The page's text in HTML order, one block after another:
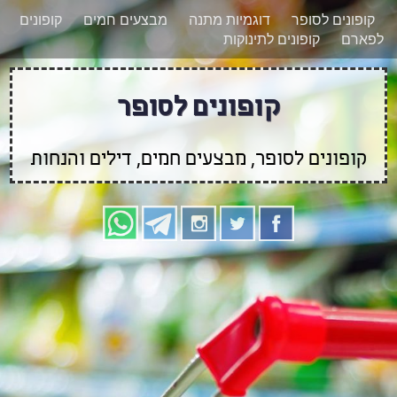
רוצים להישאר מעודכנים לגבי קופונים חדשים?
הצטרפו אלינו גם
בוואטסאפ
קופונים לסופר דוגמיות מתנה מבצעים חמים
קופונים
לפארם
קופונים לתינוקות
קופונים לסופר
קופונים לסופר, מבצעים חמים, דילים והנחות